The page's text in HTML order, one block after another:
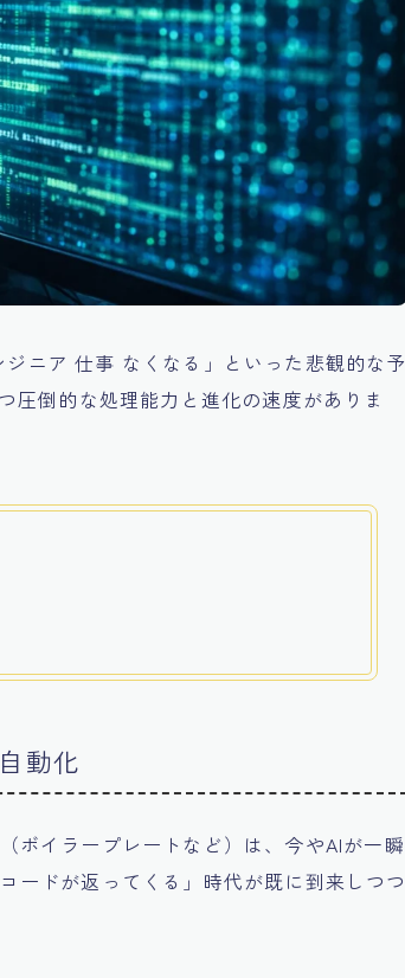
ニア 仕事 なくなる」といった悲観的な予
圧倒的な処理能力と進化の速度がありま
動化
ボイラープレートなど）は、今やAIが一瞬
ードが返ってくる」時代が既に到来しつつ